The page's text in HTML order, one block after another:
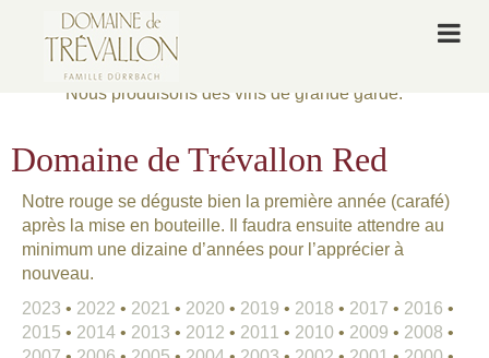
TASTING NOTES
Nous produisons des vins de grande garde.
Domaine de Trévallon Red
Notre rouge se déguste bien la première année (carafé)
après la mise en bouteille. Il faudra ensuite attendre au
minimum une dizaine d’années pour l’apprécier à
nouveau.
2023 • 2022 • 2021 • 2020 • 2019 • 2018 • 2017 • 2016 •
2015 • 2014 • 2013 • 2012 • 2011 • 2010 • 2009 • 2008 •